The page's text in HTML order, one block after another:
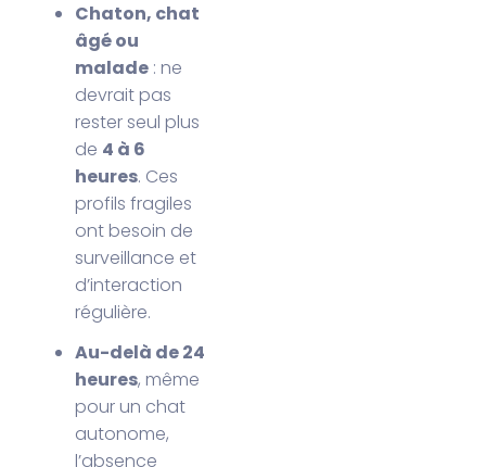
Chaton, chat
âgé ou
malade : ne
devrait pas
rester seul plus
de 4 à 6
heures. Ces
profils fragiles
ont besoin de
surveillance et
d’interaction
régulière.
Au-delà de 24
heures, même
pour un chat
autonome,
l’absence